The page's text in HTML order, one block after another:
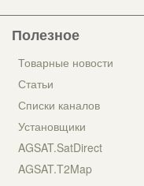
Полезное
Товарные новости
Статьи
Списки каналов
Установщики
AGSAT.SatDirect
AGSAT.T2Map